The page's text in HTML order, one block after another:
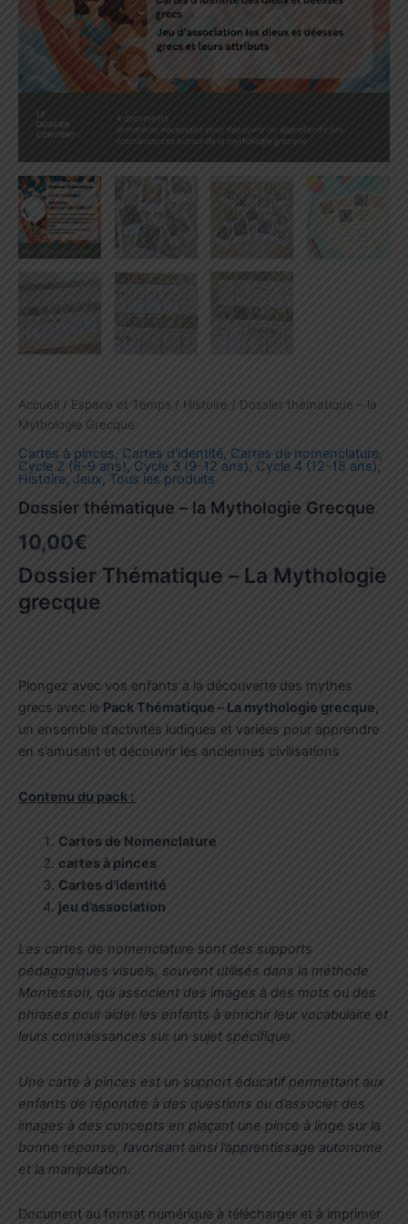
Accueil / Espace et Temps / Histoire / Dossier thématique – la
Mythologie Grecque
Cartes à pinces, Cartes d'identité, Cartes de nomenclature,
Cycle 2 (6-9 ans), Cycle 3 (9-12 ans) Cycle 4 (12-15 ans) ,
Histoire, Jeux, Tous les produits
Dossier thématique – la Mythologie Grecque
10,00€
Dossier Thématique – La Mythologie
grecque
Plongez avec vos enfants à la découverte des mythes
grecs avec le Pack Thématique – La mythologie grecque,
un ensemble d’activités ludiques et variées pour apprendre
en s’amusant et découvrir les anciennes civilisations
Contenu du pack :
Cartes de Nomenclature
cartes à pinces
Cartes d’identité
jeu d’association
Les cartes de nomenclature sont des supports
pédagogiques visuels, souvent utilisés dans la méthode
Montessori, qui associent des images à des mots ou des
phrases pour aider les enfants à enrichir leur vocabulaire et
leurs connaissances sur un sujet spécifique.
Une carte à pinces est un support éducatif permettant aux
enfants de répondre à des questions ou d’associer des
images à des concepts en plaçant une pince à linge sur la
bonne réponse, favorisant ainsi l’apprentissage autonome
et la manipulation.
Document au format numérique à télécharger et à imprimer